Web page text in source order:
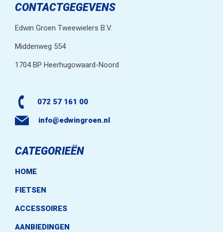
CONTACTGEGEVENS
Edwin Groen Tweewielers B.V.
Middenweg 554
1704 BP Heerhugowaard-Noord
072 57 161 00
info@edwingroen.nl
CATEGORIEËN
HOME
FIETSEN
ACCESSOIRES
AANBIEDINGEN